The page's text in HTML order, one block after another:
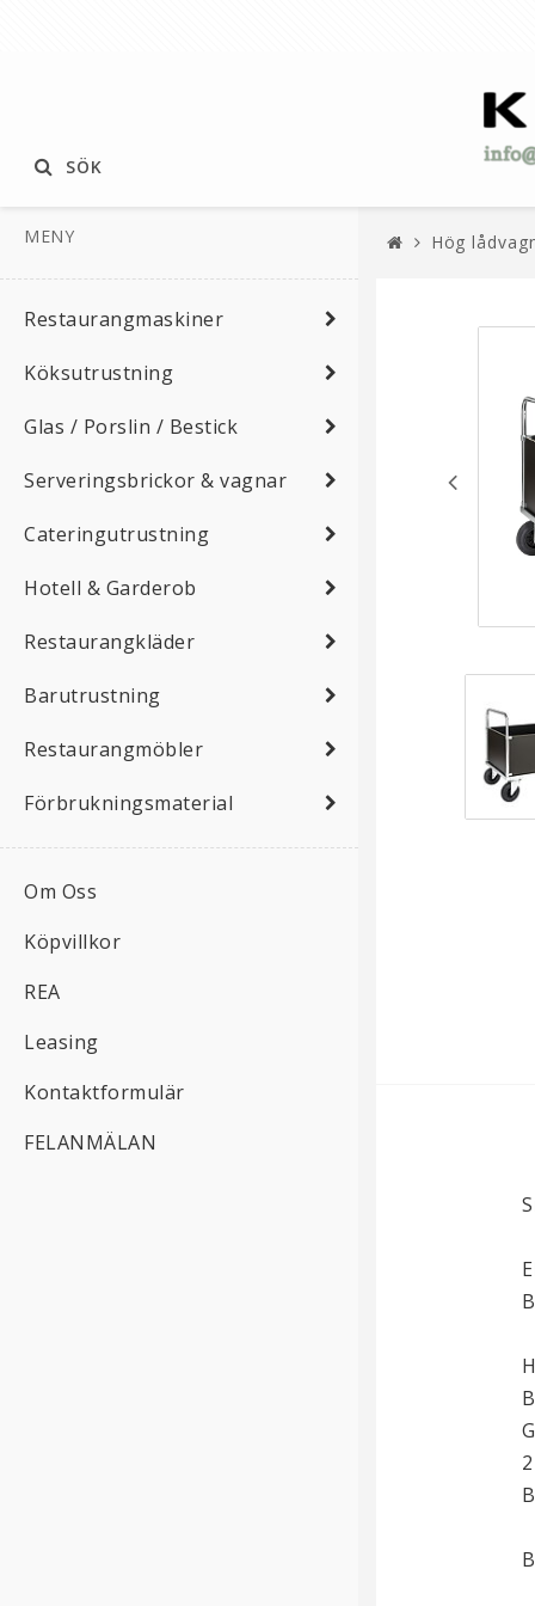
SÖK
MENY
Restaurangmaskiner
Köksutrustning
Glas / Porslin / Bestick
Serveringsbrickor & vagnar
Cateringutrustning
Hotell & Garderob
Restaurangkläder
Barutrustning
Restaurangmöbler
Förbrukningsmaterial
Om Oss
Köpvillkor
REA
Leasing
Kontaktformulär
FELANMÄLAN
Hög